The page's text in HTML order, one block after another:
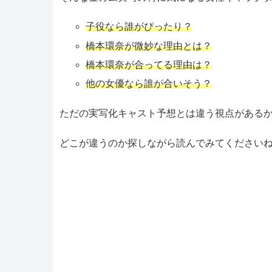
子役なら誰がぴったり？
橋本環奈が微妙な理由とは？
橋本環奈が合ってる理由は？
他の女優なら誰が合いそう？
ただの実写化キャスト予想とは違う視点がある
どこが違うのか探しながら読んでみてください